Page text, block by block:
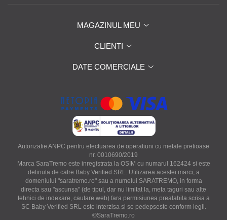
MAGAZINUL MEU
CLIENTI
DATE COMERCIALE
Autorizatie ANPC pentru efectuarea de operatiuni cu metale pretioase
nr. 0010690/2019
Marca SaraTremo este inregistrata la OSIM cu numarul 162424 si este
detinuta de catre Baby Verified SRL. Utilizarea acestei marci, a
domeniului "saratremo.ro" sau a numelui SARATREMO, in forma
directa sau "ascunsa" (de tipul, dar nu limitat la, meta taguri sau alte
tehnici de indexare, cautare web) fara permisiunea prealabila scrisa a
SC Baby Verified SRL este interzisa si se pedepseste conform legii.
©SaraTremo.ro